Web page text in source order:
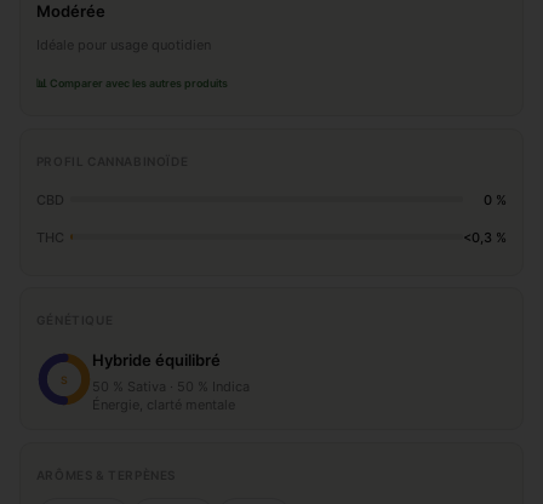
Modérée
Idéale pour usage quotidien
📊 Comparer avec les autres produits
CBD 0 %
THC <0,3 %
S
Hybride équilibré
50 % Sativa · 50 % Indica
Énergie, clarté mentale